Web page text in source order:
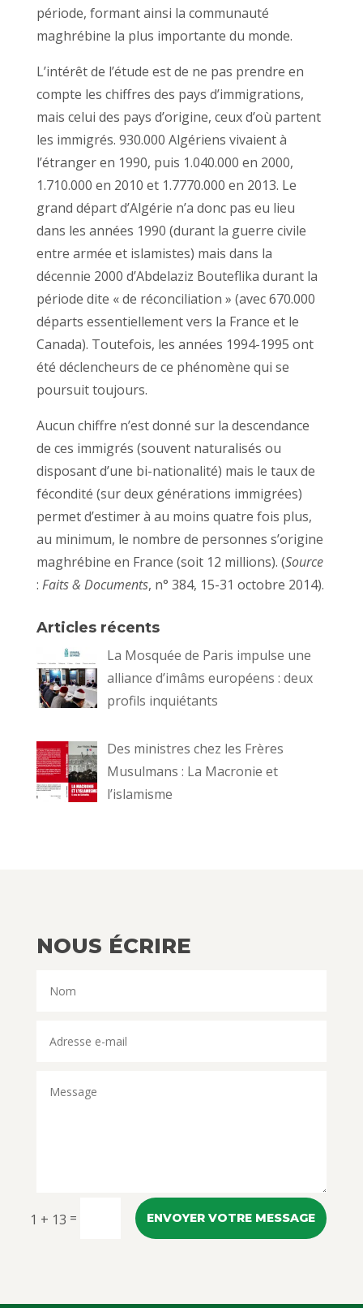
période, formant ainsi la communauté
maghrébine la plus importante du monde.
L’intérêt de l’étude est de ne pas prendre en
compte les chiffres des pays d’immigrations,
mais celui des pays d’origine, ceux d’où partent
les immigrés. 930.000 Algériens vivaient à
l’étranger en 1990, puis 1.040.000 en 2000,
1.710.000 en 2010 et 1.7770.000 en 2013. Le
grand départ d’Algérie n’a donc pas eu lieu
dans les années 1990 (durant la guerre civile
entre armée et islamistes) mais dans la
décennie 2000 d’Abdelaziz Bouteflika durant la
période dite « de réconciliation » (avec 670.000
départs essentiellement vers la France et le
Canada). Toutefois, les années 1994-1995 ont
été déclencheurs de ce phénomène qui se
poursuit toujours.
Aucun chiffre n’est donné sur la descendance
de ces immigrés (souvent naturalisés ou
disposant d’une bi-nationalité) mais le taux de
fécondité (sur deux générations immigrées)
permet d’estimer à au moins quatre fois plus,
au minimum, le nombre de personnes s’origine
maghrébine en France (soit 12 millions). (Source
: Faits & Documents, n° 384, 15-31 octobre 2014).
Articles récents
La Mosquée de Paris impulse une
alliance d’imâms européens : deux
profils inquiétants
Des ministres chez les Frères
Musulmans : La Macronie et
l’islamisme
NOUS ÉCRIRE
1 + 13 = ENVOYER VOTRE MESSAGE